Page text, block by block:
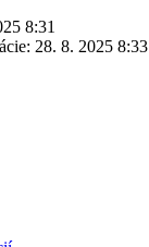
8:31
28. 8. 2025 8:33